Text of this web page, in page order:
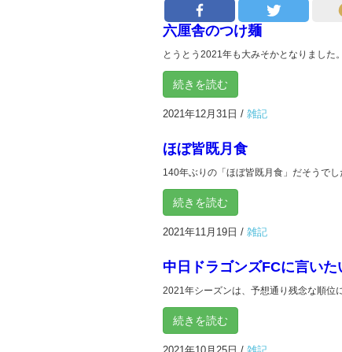
六厘舎のつけ麺
とうとう2021年も大みそかとなりました
続きを読む
2021年12月31日 / 雑記
ほぼ皆既月食
140年ぶりの「ほぼ皆既月食」だそうで
続きを読む
2021年11月19日 / 雑記
中日ドラゴンズFCに言いた
2021年シーズンは、予想通り残念な順位
続きを読む